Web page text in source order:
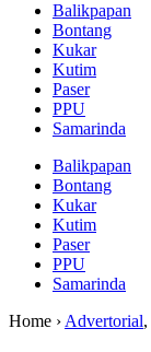
Balikpapan
Bontang
Kukar
Kutim
Paser
PPU
Samarinda
Balikpapan
Bontang
Kukar
Kutim
Paser
PPU
Samarinda
Home › Advertorial,